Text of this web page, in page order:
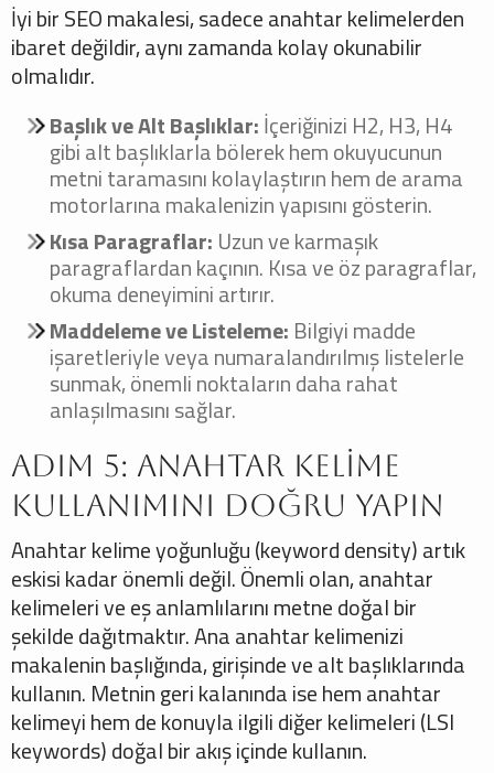
İyi bir SEO makalesi, sadece anahtar kelimelerden
ibaret değildir, aynı zamanda kolay okunabilir
olmalıdır.
Başlık ve Alt Başlıklar:İçeriğinizi H2, H3, H4
gibi alt başlıklarla bölerek hem okuyucunun
metni taramasını kolaylaştırın hem de arama
motorlarına makalenizin yapısını gösterin.
Kısa Paragraflar: Uzun ve karmaşık
paragraflardan kaçının. Kısa ve öz paragraflar,
okuma deneyimini artırır.
Maddeleme ve Listeleme: Bilgiyi madde
işaretleriyle veya numaralandırılmış listelerle
sunmak, önemli noktaların daha rahat
anlaşılmasını sağlar.
Adım 5: Anahtar Kelime
Kullanımını Doğru Yapın
Anahtar kelime yoğunluğu (keyword density) artık
eskisi kadar önemli değil. Önemli olan, anahtar
kelimeleri ve eş anlamlılarını metne doğal bir
şekilde dağıtmaktır. Ana anahtar kelimenizi
makalenin başlığında, girişinde ve alt başlıklarında
kullanın. Metnin geri kalanında ise hem anahtar
kelimeyi hem de konuyla ilgili diğer kelimeleri (LSI
keywords) doğal bir akış içinde kullanın.